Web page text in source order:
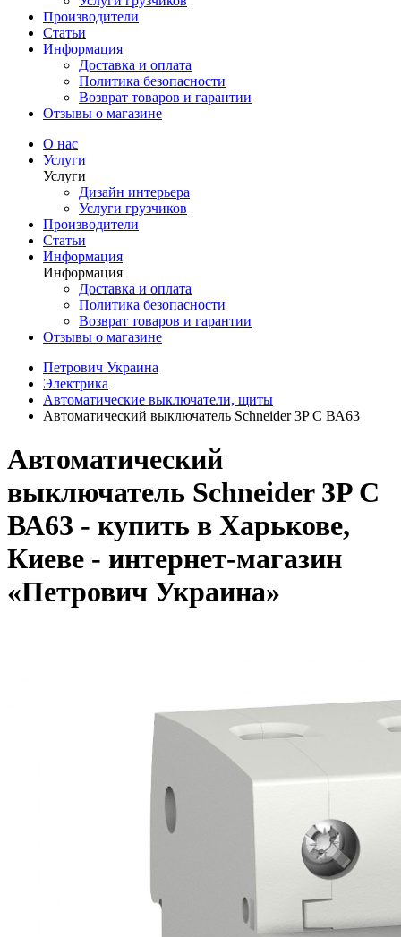
Производители
Статьи
Информация
Доставка и оплата
Политика безопасности
Возврат товаров и гарантии
Отзывы о магазине
О нас
Услуги
Услуги
Дизайн интерьера
Услуги грузчиков
Производители
Статьи
Информация
Информация
Доставка и оплата
Политика безопасности
Возврат товаров и гарантии
Отзывы о магазине
Петрович Украина
Электрика
Автоматические выключатели, щиты
Автоматический выключатель Schneider 3P C ВА63
Автоматический
выключатель Schneider 3P C
ВА63 - купить в Харькове,
Киеве - интернет-магазин
«Петрович Украина»